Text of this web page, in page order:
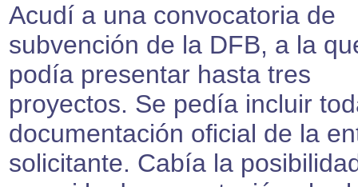
Acudí a una convocatoria de
subvención de la DFB, a la
podía presentar hasta tres
proyectos. Se pedía incluir
documentación oficial de la
solicitante. Cabía la